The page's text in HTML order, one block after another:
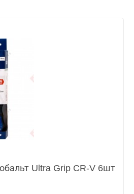
Ultra Grip CR-V 6шт